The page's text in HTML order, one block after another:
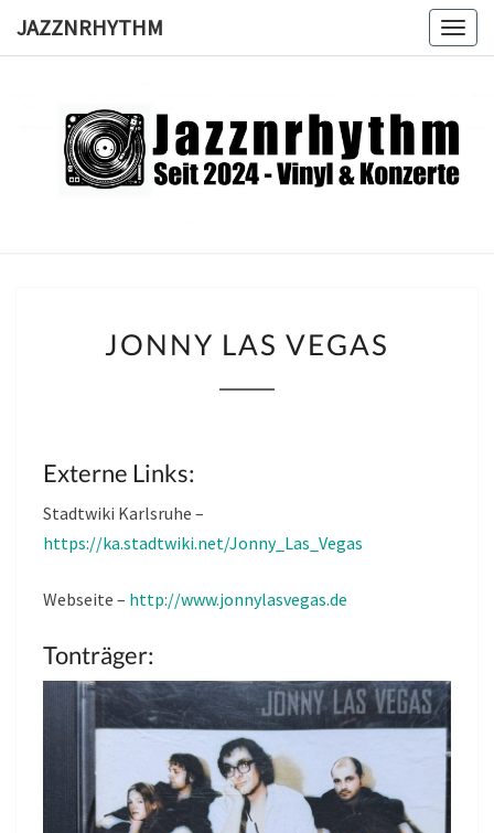
JAZZNRHYTHM
Seit
2024 –
LAS
JONNY LAS VEGAS
Externe Links:
Stadtwiki Karlsruhe –
https://ka.stadtwiki.net/Jonny_Las_Vegas
Webseite – http://www.jonnylasvegas.de
Tonträger: